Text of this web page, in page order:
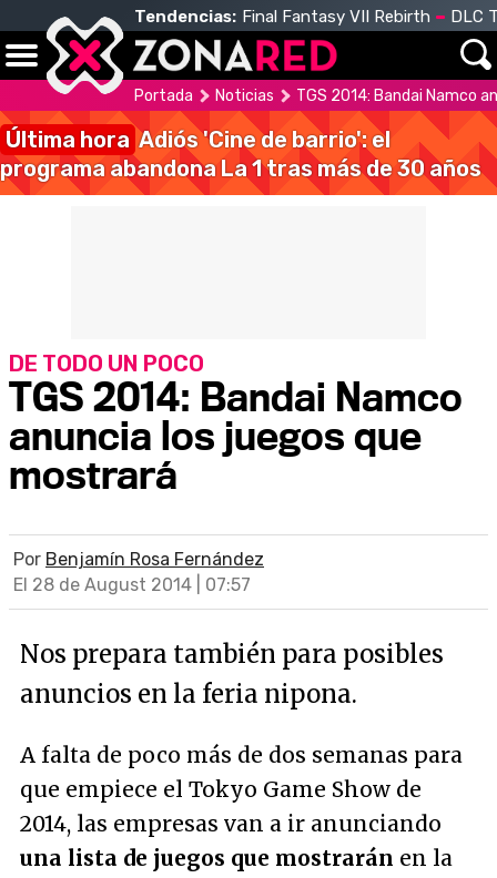
Tendencias: Final Fantasy VII Rebirth DLC
Portada Noticias TGS 2014: Bandai Namco
Última hora Adiós 'Cine de barrio': el
programa abandona La 1 tras más de 30 años
TGS 2014: Bandai Namco
anuncia los juegos que
mostrará
DE TODO UN POCO
Por Benjamín Rosa Fernández
El 28 de August 2014 | 07:57
Nos prepara también para posibles
anuncios en la feria nipona.
A falta de poco más de dos semanas para
que empiece el Tokyo Game Show de
2014, las empresas van a ir anunciando
una lista de juegos que mostrarán en la